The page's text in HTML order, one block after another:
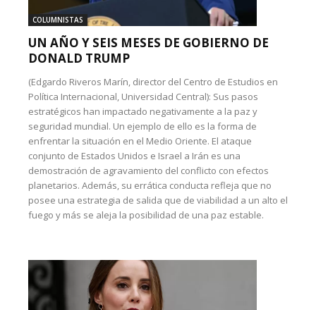
COLUMNISTAS
UN AÑO Y SEIS MESES DE GOBIERNO DE
DONALD TRUMP
(Edgardo Riveros Marín, director del Centro de Estudios en
Política Internacional, Universidad Central): Sus pasos
estratégicos han impactado negativamente a la paz y
seguridad mundial. Un ejemplo de ello es la forma de
enfrentar la situación en el Medio Oriente. El ataque
conjunto de Estados Unidos e Israel a Irán es una
demostración de agravamiento del conflicto con efectos
planetarios. Además, su errática conducta refleja que no
posee una estrategia de salida que de viabilidad a un alto el
fuego y más se aleja la posibilidad de una paz estable.